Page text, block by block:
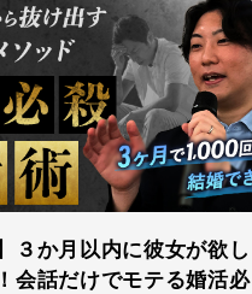
３か月以内に彼女が欲し
会話だけでモテる婚活必